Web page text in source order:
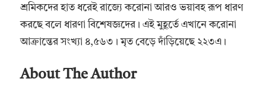
শ্রমিকদের হাত ধরেই রাজ্যে করোনা আরও ভয়াবহ রূপ ধারণ
করছে বলে ধারণা বিশেষজ্ঞদের। এই মুহূর্তে এখানে করোনা
আক্রান্তের সংখ্যা ৪,৫৬৩। মৃত বেড়ে দাঁড়িয়েছে ২২৩এ।
About The Author